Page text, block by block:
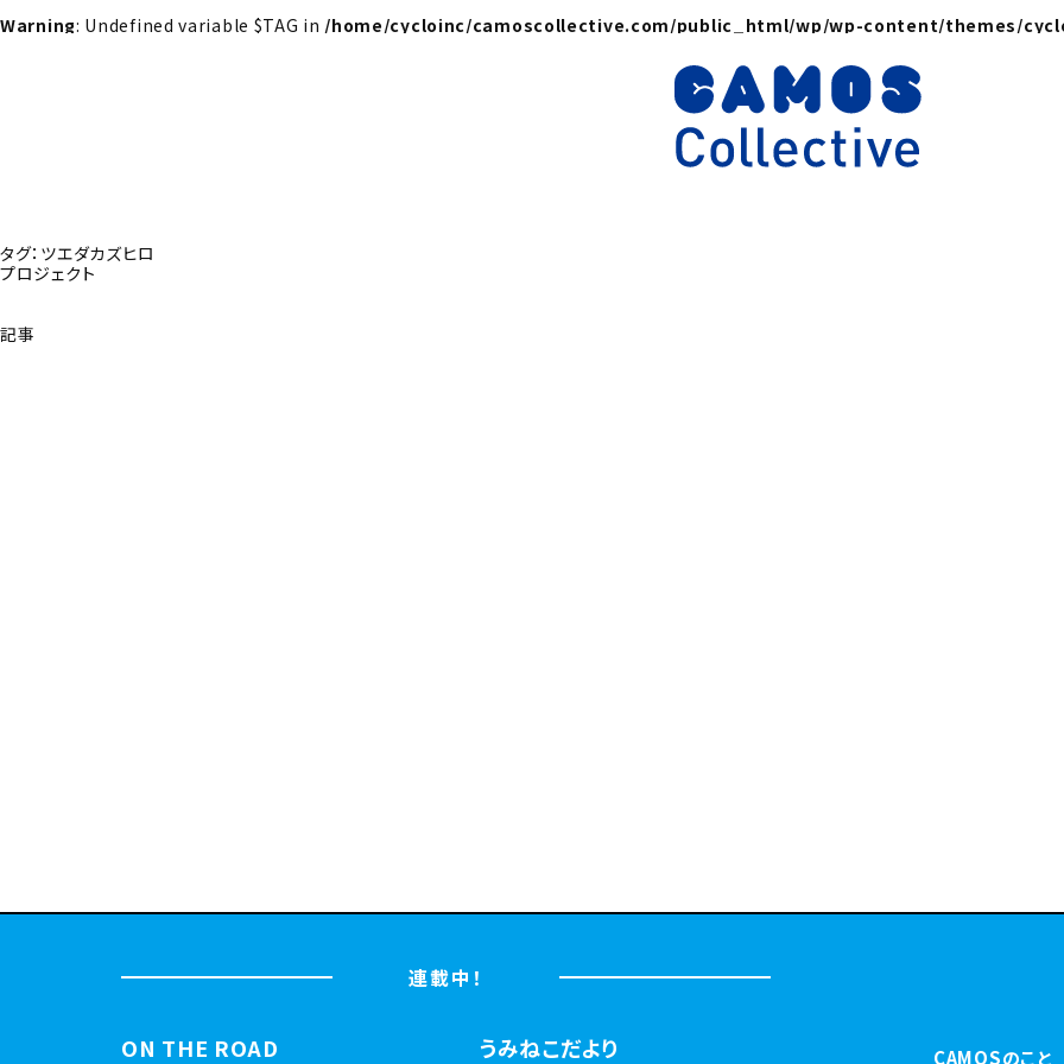
Warning: Undefined variable $TAG in /home/cycloinc/camoscollective.com/public_html/wp/wp-content/themes/
タグ：ツエダカズヒロ
プロジェクト
記事
連載中！
ON THE ROAD うみねこだより CAMOSのこと